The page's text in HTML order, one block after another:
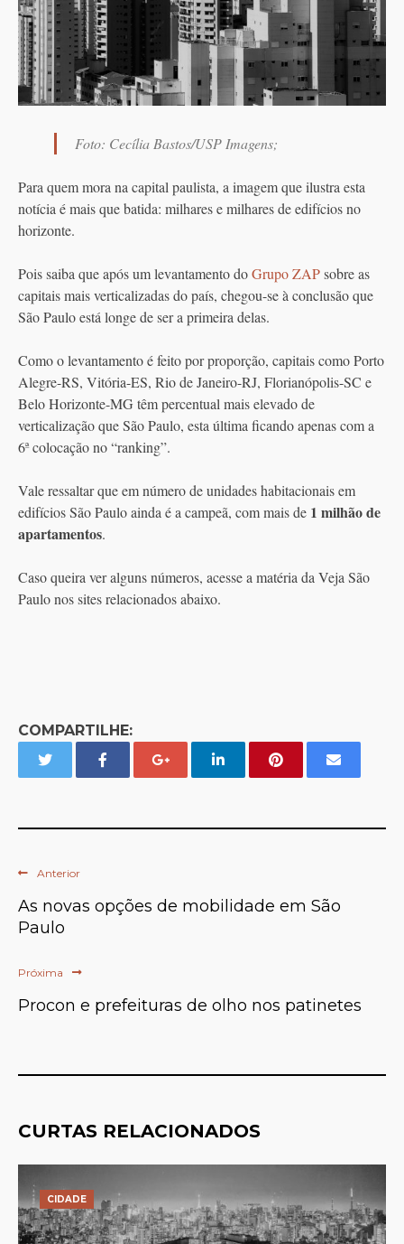
Foto: Cecília Bastos/USP Imagens;
Para quem mora na capital paulista, a imagem que ilustra esta
notícia é mais que batida: milhares e milhares de edifícios no
horizonte.
Pois saiba que após um levantamento doGrupo ZAPsobre as
capitais mais verticalizadas do país, chegou-se à conclusão que
São Paulo está longe de ser a primeira delas.
Como o levantamento é feito por proporção, capitais como Porto
Alegre-RS, Vitória-ES, Rio de Janeiro-RJ, Florianópolis-SC e
Belo Horizonte-MG têm percentual mais elevado de
verticalização que São Paulo, esta última ficando apenas com a
6ª colocação no “ranking”.
Vale ressaltar que em número de unidades habitacionais em
edifícios São Paulo ainda é a campeã, com mais de 1 milhão de
apartamentos.
Caso queira ver alguns números, acesse a matéria da Veja São
Paulo nos sites relacionados abaixo.
COMPARTILHE:
Anterior
As novas opções de mobilidade em São
Paulo
Próxima
Procon e prefeituras de olho nos patinetes
CURTAS RELACIONADOS
CIDADE